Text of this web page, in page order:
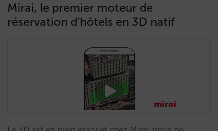
Mirai, le premier moteur de
réservation d’hôtels en 3D natif